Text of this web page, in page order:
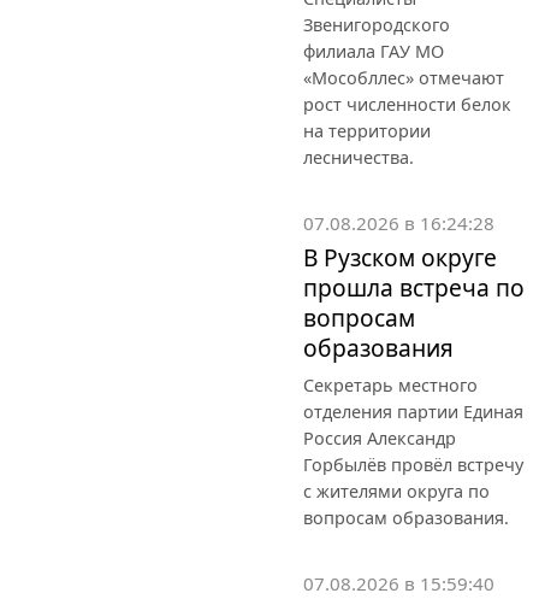
Звенигородского
филиала ГАУ МО
«Мособллес» отмечают
рост численности белок
на территории
лесничества.
07.08.2026 в 16:24:28
В Рузском округе
прошла встреча по
вопросам
образования
Секретарь местного
отделения партии Единая
Россия Александр
Горбылёв провёл встречу
с жителями округа по
вопросам образования.
07.08.2026 в 15:59:40